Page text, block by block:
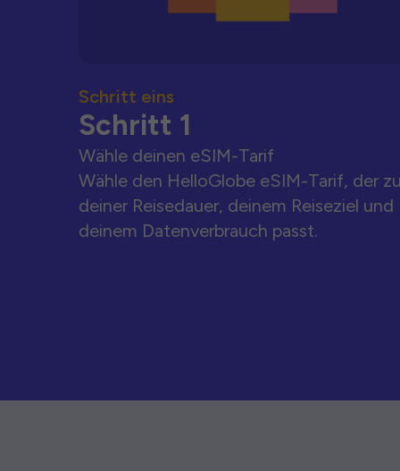
Schritt eins
Schritt 1
Wähle deinen eSIM-Tarif
Wähle den HelloGlobe eSIM-Tarif, der
deiner Reisedauer, deinem Reiseziel und
deinem Datenverbrauch passt.